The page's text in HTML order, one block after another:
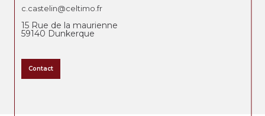
c.castelin@celtimo.fr
15 Rue de la maurienne
59140 Dunkerque
Contact